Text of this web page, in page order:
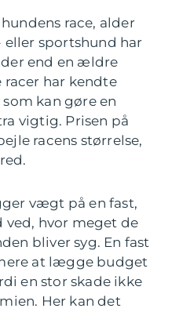
race, alder
eller sportshund har
end en ældre
racer har kendte
kan gøre en
vigtig. Prisen på
racens størrelse,
vægt på en fast,
ved, hvor meget de
bliver syg. En fast
at lægge budget
en stor skade ikke
Her kan det